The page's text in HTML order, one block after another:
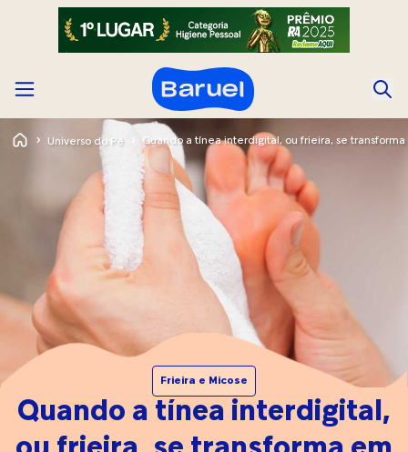
Universo do Pé
Frieira e Micose
Quando a tínea interdigital,